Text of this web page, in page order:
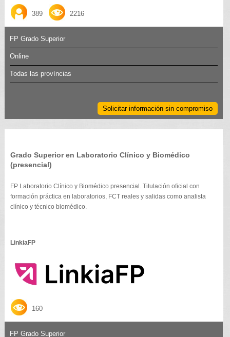
389 2216
FP Grado Superior
Online
Todas las províncias
Solicitar información sin compromiso
Grado Superior en Laboratorio Clínico y Biomédico
(presencial)
FP Laboratorio Clínico y Biomédico presencial. Titulación oficial con
formación práctica en laboratorios, FCT reales y salidas como analista
clínico y técnico biomédico.
LinkiaFP
160
FP Grado Superior